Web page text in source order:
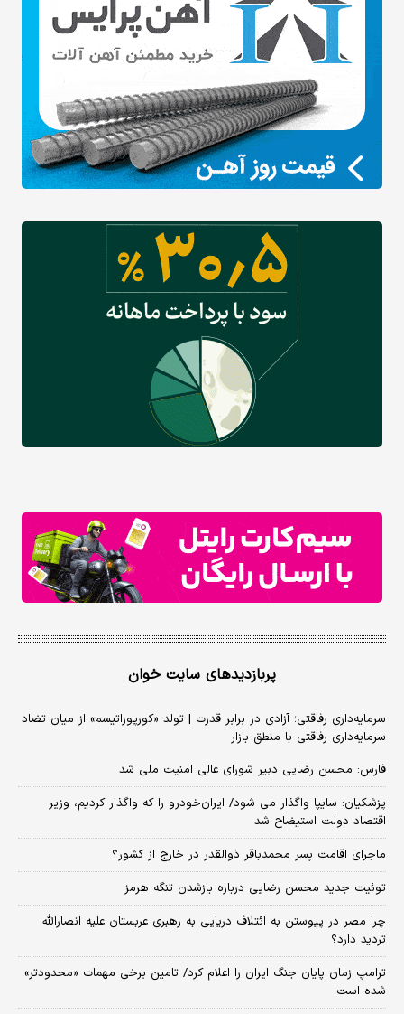
پربازدیدهای سایت خوان
سرمایه‌داری رفاقتی؛ آزادی در برابر قدرت | تولد «کورپوراتیسم» از میان تضاد
سرمایه‌داری رفاقتی با منطق بازار
فارس: محسن رضایی دبیر شورای عالی امنیت ملی شد
پزشکیان: سایپا واگذار می شود/ ایران‌خودرو را که واگذار کردیم، وزیر
اقتصاد دولت استیضاح شد
ماجرای اقامت پسر محمدباقر ذوالقدر در خارج از کشور؟
توئیت جدید محسن رضایی درباره بازشدن تنگه هرمز
چرا مصر در پیوستن به ائتلاف دریایی به رهبری عربستان علیه انصارالله
تردید دارد؟
ترامپ زمان پایان جنگ ایران را اعلام کرد/ تامین برخی مهمات «محدودتر»
شده است